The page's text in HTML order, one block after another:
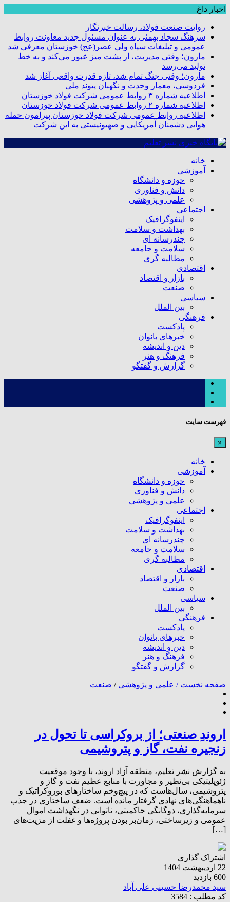
اخبار داغ
روایت صنعت فولاد،‌ رسالت خبرنگار
سرهنگ سجاد بهمئی به عنوان مسئول جدید معاونت روابط
عمومی و تبلیغات سپاه ولی عصر(عج) خوزستان معرفی شد
مارون؛ وقتی مدیریت، از پشت میز عبور می‌کند و به خط
تولید می‌رسد
مارون؛ وقتی جنگ تمام شد، تازه قدرت واقعی آغاز شد
فردوسی، معمار وحدت و نگهبان پیوند ملی
اطلاعیه شماره ۳ روابط عمومی شرکت فولاد خوزستان
اطلاعیه شماره ۲ روابط عمومی شرکت فولاد خوزستان
اطلاعیه روابط عمومی شرکت فولاد خوزستان پیرامون حمله
هوایی دشمنان آمریکایی و صهیونیستی به این شرکت
خانه
آموزشی
حوزه و دانشگاه
دانش و فناوری
علمی و پژوهشی
اجتماعی
اینفوگرافیک
بهداشت و سلامت
چندرسانه ای
سلامت و جامعه
مطالبه گری
اقتصادی
بازار و اقتصاد
صنعت
سیاسی
بین الملل
فرهنگی
پادکست
خبرهای بانوان
دین و اندیشه
فرهنگ و هنر
گزارش و گفتگو
فهرست سایت
×
خانه
آموزشی
حوزه و دانشگاه
دانش و فناوری
علمی و پژوهشی
اجتماعی
اینفوگرافیک
بهداشت و سلامت
چندرسانه ای
سلامت و جامعه
مطالبه گری
اقتصادی
بازار و اقتصاد
صنعت
سیاسی
بین الملل
فرهنگی
پادکست
خبرهای بانوان
دین و اندیشه
فرهنگ و هنر
گزارش و گفتگو
صفحه نخست / علمی و پژوهشی / صنعت
اروندِ صنعتی؛ از بروکراسی تا تحول در
زنجیره نفت، گاز و پتروشیمی
به گزارش نشر تعلیم، منطقه آزاد اروند، با وجود موقعیت
ژئوپلیتیکی بی‌نظیر و مجاورت با منابع عظیم نفت و گاز و
پتروشیمی، سال‌هاست که در پیچ‌وخم ساختارهای بوروکراتیک و
ناهماهنگی‌های نهادی گرفتار مانده است. ضعف ساختاری در جذب
سرمایه‌گذاری، دوگانگی حاکمیتی، ناتوانی در نگهداشت اموال
عمومی و زیرساختی، زمان‌بر بودن پروژه‌ها و غفلت از مزیت‌های
[…]
اشتراک گذاری
22 اردیبهشت 1404
600 بازدید
سید محمدرضا حسینی علی آباد
کد مطلب : 3584